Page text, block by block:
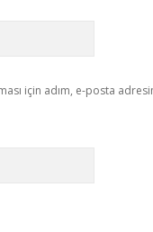
için adım, e-posta